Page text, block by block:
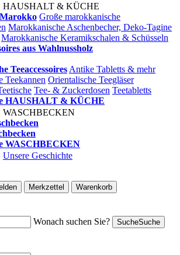
HAUSHALT & KÜCHE
Große marokkanische
Marokkanische Aschenbecher, Deko-Tagine
Marokkanische Keramikschalen & Schüsseln
aus Wahlnussholz
Teeaccessoires Antike Tabletts & mehr
Teekannen Orientalische Teegläser
Tee- & Zuckerdosen Teetabletts
HAUSHALT & KÜCHE
WASCHBECKEN
WASCHBECKEN
Unsere Geschichte
Merkzettel
Warenkorb
Wonach suchen Sie?
SucheSuche